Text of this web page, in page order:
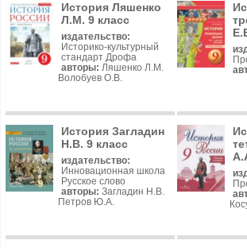
История Ляшенко
Л.М. 9 класс
издательство:
Историко-культурный
стандарт Дрофа
авторы: Ляшенко Л.М.
Волобуев О.В.
История Загладин
Н.В. 9 класс
издательство:
Инновационная школа
Русское слово
авторы: Загладин Н.В.
Петров Ю.А.